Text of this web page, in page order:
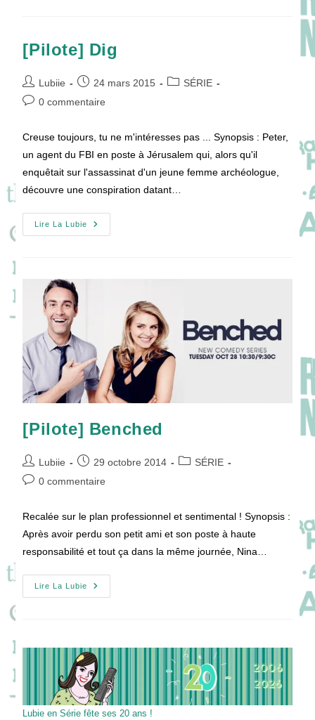
Défaillant
?
[Pilote] Dig
Auteur/autrice
de
Lubiie
Publication
publiée :
24 mars 2015
PostSÉRIE
Commentaires
publication :
0 commentaire
Creuse toujours, tu ne m'intéresses pas ... Synopsis : Peter,
un agent du FBI en poste à Jérusalem qui, alors qu'il
enquêtait sur l'assassinat d'un jeune femme archéologue,
découvre une conspiration datant…
Lire La Lubie
[Pilote]
Dig
[Pilote] Benched
Auteur/autrice
de
Lubiie
Publication
publiée :
29 octobre 2014
PostSÉRIE
Commentaires
0 commentaire
Recalée sur le plan professionnel et sentimental ! Synopsis :
Après avoir perdu son petit ami et son poste à haute
responsabilité et tout ça dans la même journée, Nina…
Lire La Lubie
[Pilote]
Benched
Lubie en Série fête ses 20 ans !